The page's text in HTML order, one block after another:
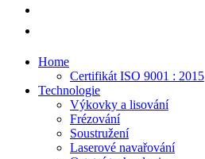
Home
Certifikát ISO 9001 : 2015
Technologie
Výkovky a lisování
Frézování
Soustružení
Laserové navařování